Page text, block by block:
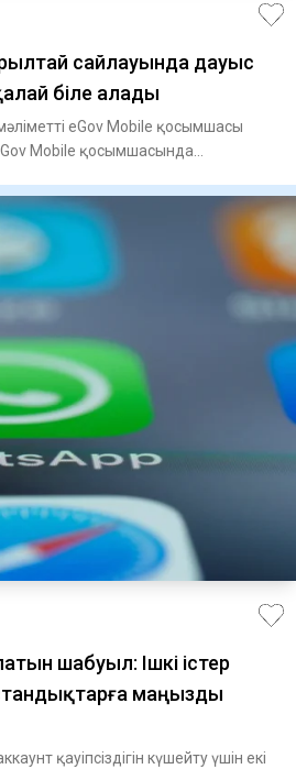
сайлауында дауыс
біле алады
eGov Mobile қосымшасы
Mobile қосымшасында
шабуыл: Ішкі істер
маңызды
қауіпсіздігін күшейту үшін екі